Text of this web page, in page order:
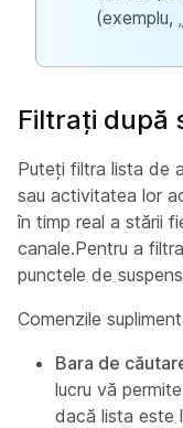
(exemplu,
Filtrați după
Puteți filtra lista de
sau activitatea lor
în timp real a stării
canale.Pentru a
punctele de
Comenzile
Bara de
lucru vă
dacă lista este